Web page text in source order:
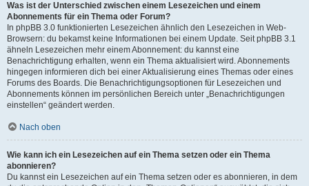
Was ist der Unterschied zwischen einem Lesezeichen und einem
Abonnements für ein Thema oder Forum?
In phpBB 3.0 funktionierten Lesezeichen ähnlich den Lesezeichen in Web-
Browsern: du bekamst keine Informationen bei einem Update. Seit phpBB 3.1
ähneln Lesezeichen mehr einem Abonnement: du kannst eine
Benachrichtigung erhalten, wenn ein Thema aktualisiert wird. Abonnements
hingegen informieren dich bei einer Aktualisierung eines Themas oder eines
Forums des Boards. Die Benachrichtigungsoptionen für Lesezeichen und
Abonnements können im persönlichen Bereich unter „Benachrichtigungen
einstellen“ geändert werden.
Nach oben
Wie kann ich ein Lesezeichen auf ein Thema setzen oder ein Thema
abonnieren?
Du kannst ein Lesezeichen auf ein Thema setzen oder es abonnieren, in dem